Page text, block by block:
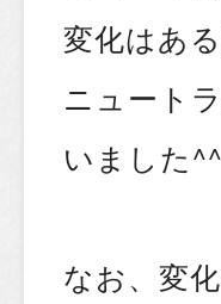
変化はあ
ニュート
いました^^
なお、変